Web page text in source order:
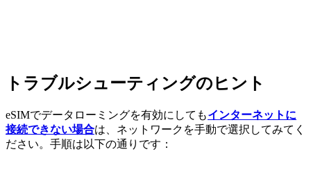
トラブルシューティングのヒント
eSIMでデータローミングを有効にしてもインターネットに
接続できない場合は、ネットワークを手動で選択してみてく
ださい。手順は以下の通りです：